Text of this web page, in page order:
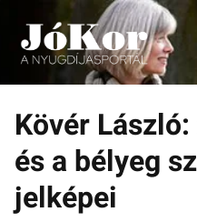
Tovább
tartalomra
Tudnivalók, érdekességek
Kövér
és a bélyeg
jelképei